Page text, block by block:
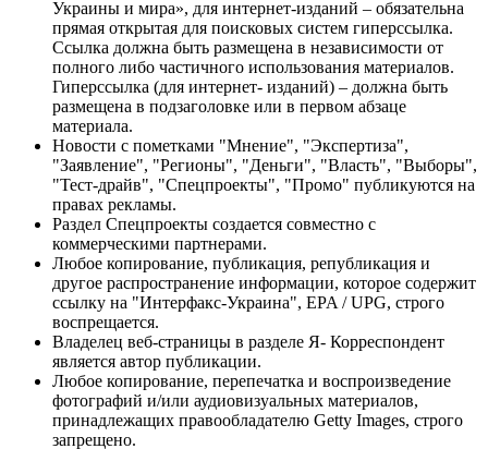
Украины и мира», для интернет-изданий – обязательна
прямая открытая для поисковых систем гиперссылка.
Ссылка должна быть размещена в независимости от
полного либо частичного использования материалов.
Гиперссылка (для интернет- изданий) – должна быть
размещена в подзаголовке или в первом абзаце
материала.
Новости с пометками "Мнение", "Экспертиза",
"Заявление", "Регионы", "Деньги", "Власть", "Выборы",
"Тест-драйв", "Спецпроекты", "Промо" публикуются на
правах рекламы.
Раздел Спецпроекты создается совместно с
коммерческими партнерами.
Любое копирование, публикация, републикация и
другое распространение информации, которое содержит
ссылку на "Интерфакс-Украина", EPA / UPG, строго
воспрещается.
Владелец веб-страницы в разделе Я- Корреспондент
является автор публикации.
Любое копирование, перепечатка и воспроизведение
фотографий и/или аудиовизуальных материалов,
принадлежащих правообладателю Getty Images, строго
запрещено.